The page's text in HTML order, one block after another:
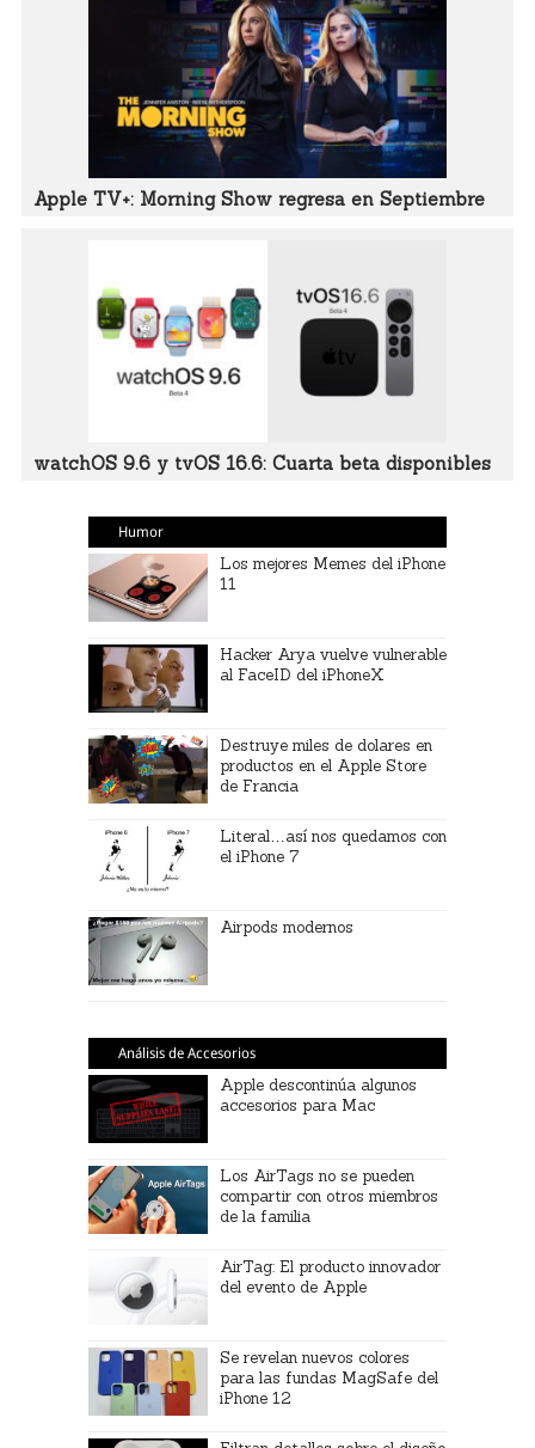
Apple TV+: Morning Show regresa en Septiembre
watchOS 9.6 y tvOS 16.6: Cuarta beta disponibles
Humor
Los mejores Memes del iPhone
11
Hacker Arya vuelve vulnerable
al FaceID del iPhoneX
Destruye miles de dolares en
productos en el Apple Store
de Francia
Literal…así nos quedamos con
el iPhone 7
Airpods modernos
Análisis de Accesorios
Apple descontinúa algunos
accesorios para Mac
Los AirTags no se pueden
compartir con otros miembros
de la familia
AirTag: El producto innovador
del evento de Apple
Se revelan nuevos colores
para las fundas MagSafe del
iPhone 12